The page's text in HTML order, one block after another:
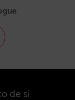
de si